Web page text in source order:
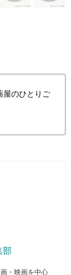
屋のひとりご
部
・映画を中心